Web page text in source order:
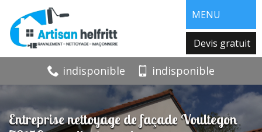
MENU
Devis gratuit
indisponible indisponible
Entreprise nettoyage de façade Voultegon